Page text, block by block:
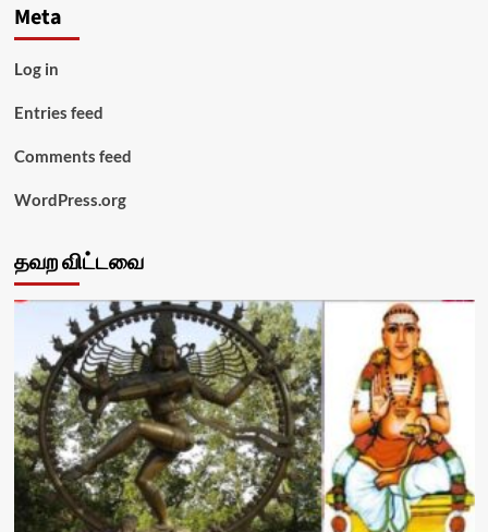
Meta
Log in
Entries feed
Comments feed
WordPress.org
தவற விட்டவை